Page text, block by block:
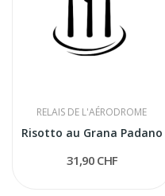
RELAIS DE L'AÉRODROME
Risotto au Grana Padano
31,90 CHF